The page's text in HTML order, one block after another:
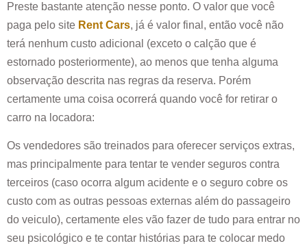
Preste bastante atenção nesse ponto. O valor que você
paga pelo site Rent Cars, já é valor final, então você não
terá nenhum custo adicional (exceto o calção que é
estornado posteriormente), ao menos que tenha alguma
observação descrita nas regras da reserva. Porém
certamente uma coisa ocorrerá quando você for retirar o
carro na locadora:
Os vendedores são treinados para oferecer serviços extras,
mas principalmente para tentar te vender seguros contra
terceiros (caso ocorra algum acidente e o seguro cobre os
custo com as outras pessoas externas além do passageiro
do veiculo), certamente eles vão fazer de tudo para entrar no
seu psicológico e te contar histórias para te colocar medo